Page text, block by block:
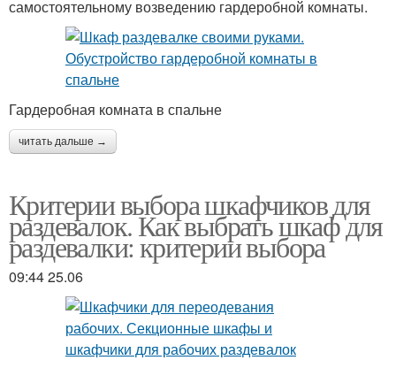
самостоятельному возведению гардеробной комнаты.
Гардеробная комната в спальне
читать дальше →
Критерии выбора шкафчиков для
раздевалок. Как выбрать шкаф для
раздевалки: критерии выбора
09:44 25.06